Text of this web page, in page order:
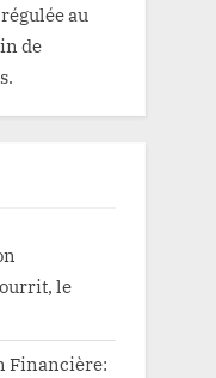
au
de
le
Financière: